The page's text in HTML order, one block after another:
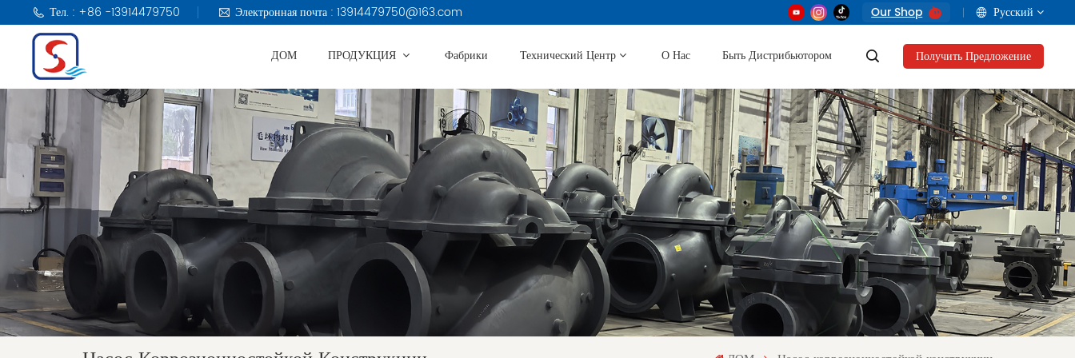
Тел. : +86 -13914479750 Электронная почта : 13914479750@163.com Our Shop Русский
français
русский
العربية
Tiếng Việt
Indonesia
ДОМ ПРОДУКЦИЯ Фабрики Технический Центр О Нас Быть Дистрибьютором Получить Предложение